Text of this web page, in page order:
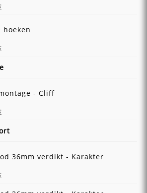
hoeken
- Cliff
36mm verdikt - Karakter